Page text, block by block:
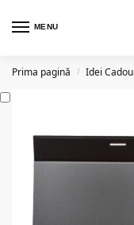
MENU
Prima pagină / Idei Cadou